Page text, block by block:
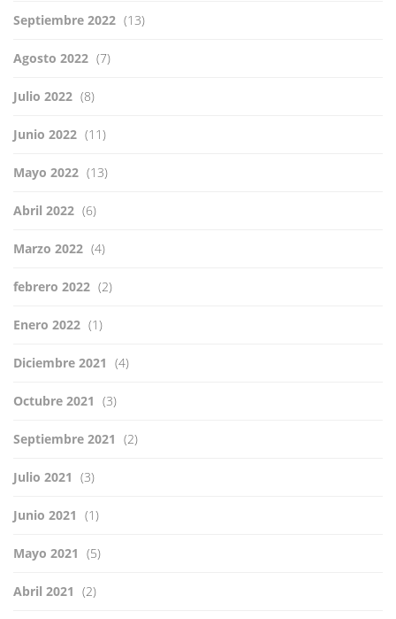
Septiembre 2022 (13)
Agosto 2022 (7)
Julio 2022 (8)
Junio 2022 (11)
Mayo 2022 (13)
Abril 2022 (6)
Marzo 2022 (4)
febrero 2022 (2)
Enero 2022 (1)
Diciembre 2021 (4)
Octubre 2021 (3)
Septiembre 2021 (2)
Julio 2021 (3)
Junio 2021 (1)
Mayo 2021 (5)
Abril 2021 (2)